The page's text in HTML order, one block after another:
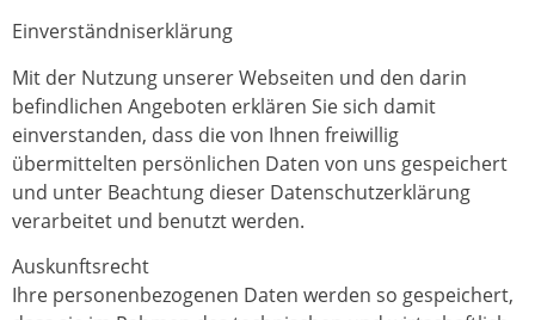
Einverständniserklärung
Mit der Nutzung unserer Webseiten und den darin
befindlichen Angeboten erklären Sie sich damit
einverstanden, dass die von Ihnen freiwillig
übermittelten persönlichen Daten von uns gespeichert
und unter Beachtung dieser Datenschutzerklärung
verarbeitet und benutzt werden.
Auskunftsrecht
Ihre personenbezogenen Daten werden so gespeichert,